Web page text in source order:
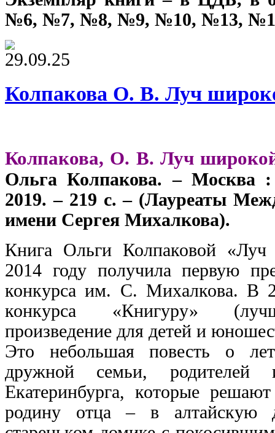
№6, №7, №8, №9, №10, №13,
29.09.25
Колпакова О. В. Луч
Колпакова, О. В. Луч
Ольга Колпакова. – Москва :
2019. – 219 с. – (Лауреаты
имени Сергея Михалкова).
Книга Ольги Колпаковой
2014 году получила первую
конкурса им. С. Михалкова. В
конкурса «Книгуру»
произведение для детей и
Это небольшая повесть о
дружной семьи,
Екатеринбурга, которые
родину отца – в алтайскую